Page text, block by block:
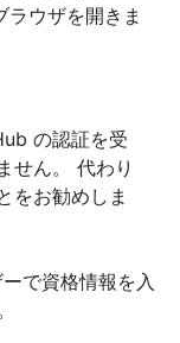
ウザを開きま
の認証を受
せん。 代わり
をお勧めしま
で資格情報を入